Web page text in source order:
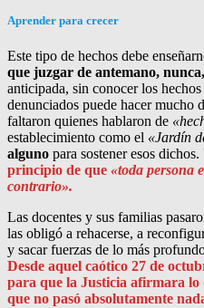
Aprender para crecer
Este tipo de hechos debe
que juzgar de antemano,
anticipada, sin conocer los
denunciados puede hacer mucho
faltaron quienes hablaron de
establecimiento como el «Jardín
alguno para sostener esos dichos.
principio de que «toda persona
contrario».
Las docentes y sus familias
las obligó a rehacerse, a
y sacar fuerzas de lo más
Desde aquel caótico 27 de
para que la Justicia afirmara lo
que no pasó absolutamente